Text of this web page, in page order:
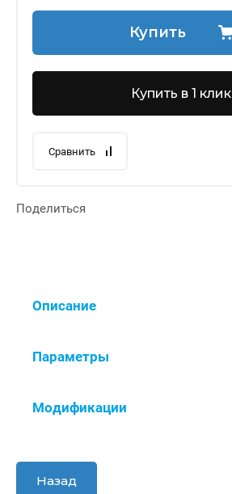
Купить
Купить в 1 клик
Сравнить
Поделиться
Описание
Параметры
Модификации
Назад